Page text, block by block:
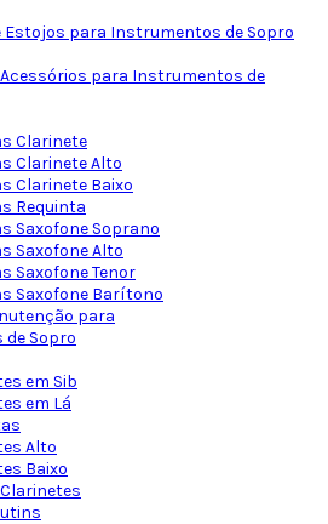
Estojos para Instrumentos de Sopro
para Instrumentos de
Clarinete
Clarinete Alto
Clarinete Baixo
Requinta
Saxofone Soprano
Saxofone Alto
Saxofone Tenor
Saxofone Barítono
para
Sopro
em Sib
em Lá
Alto
Baixo